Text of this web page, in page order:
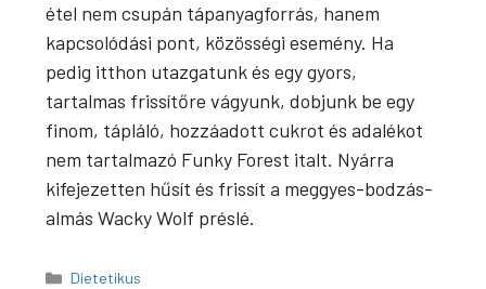
étel nem csupán tápanyagforrás, hanem
kapcsolódási pont, közösségi esemény. Ha
pedig itthon utazgatunk és egy gyors,
tartalmas frissítőre vágyunk, dobjunk be egy
finom, tápláló, hozzáadott cukrot és adalékot
nem tartalmazó Funky Forest italt. Nyárra
kifejezetten hűsít és frissít a meggyes-bodzás-
almás Wacky Wolf préslé.
Kategória
Dietetikus